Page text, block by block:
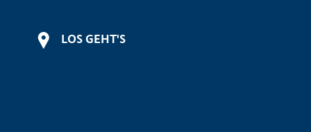
LOS GEHT'S